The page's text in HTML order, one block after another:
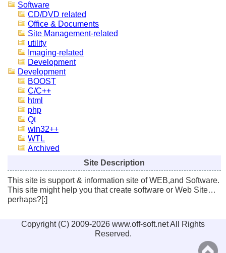
Software
CD/DVD related
Office & Documents
Site Management-related
utility
Imaging-related
Development
Development
BOOST
C/C++
html
php
Qt
win32++
WTL
Archived
Site Description
This site is support & information site of WEB,and Software.
This site might help you that create software or Web Site…
perhaps?[:]
Copyright (C) 2009-2026 www.off-soft.net All Rights
Reserved.